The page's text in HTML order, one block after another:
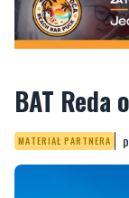
BAT Reda
MATERIAŁ PARTNERA